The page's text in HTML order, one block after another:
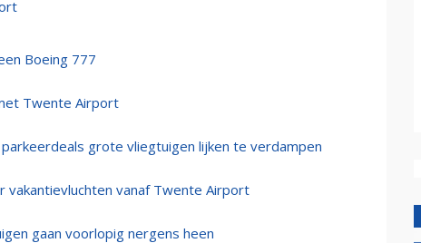
Boeing 777
Twente Airport
grote vliegtuigen lijken te verdampen
vakantievluchten vanaf Twente Airport
gaan voorlopig nergens heen